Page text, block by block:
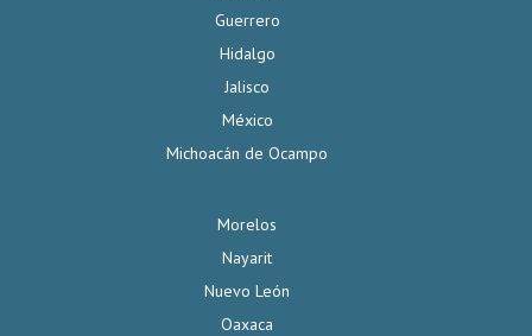
Guerrero
Hidalgo
Jalisco
México
Michoacán de Ocampo
Morelos
Nayarit
Nuevo León
Oaxaca